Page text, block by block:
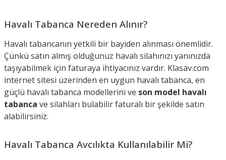
Havalı Tabanca Nereden Alınır?
Havalı tabancanın yetkili bir bayiden alınması önemlidir.
Çünkü satın almış olduğunuz havalı silahınızı yanınızda
taşıyabilmek için faturaya ihtiyacınız vardır. Klasav.com
internet sitesi üzerinden en uygun havalı tabanca, en
güçlü havalı tabanca modellerini ve son model havalı
tabanca ve silahları bulabilir faturalı bir şekilde satın
alabilirsiniz.
Havalı Tabanca Avcılıkta Kullanılabilir Mi?